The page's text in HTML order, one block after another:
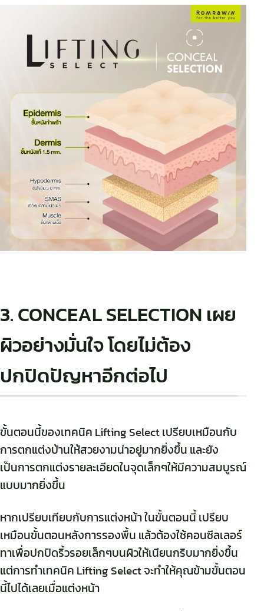
3. CONCEAL SELECTION เผย
ผิวอย่างมั่นใจ โดยไม่ต้อง
ปกปิดปัญหาอีกต่อไป
ขั้นตอนนี้ของเทคนิค Lifting Select เปรียบเหมือนกับ
การตกแต่งบ้านให้สวยงามน่าอยู่มากยิ่งขึ้น และยัง
เป็นการตกแต่งรายละเอียดในจุดเล็กๆให้มีความสมบูรณ์
แบบมากยิ่งขึ้น
หากเปรียบเทียบกับการแต่งหน้า ในขั้นตอนนี้ เปรียบ
เหมือนขั้นตอนหลังการรองพื้น แล้วต้องใช้คอนซีลเลอร์
ทาเพื่อปกปิดริ้วรอยเล็กๆบนผิวให้เนียนกริบมากยิ่งขึ้น
แต่การทำเทคนิค Lifting Select จะทำให้คุณข้ามขั้นตอน
นี้ไปได้เลยเมื่อแต่งหน้า